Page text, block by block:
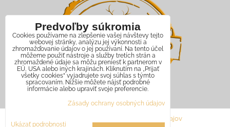
Zásady ochrany osobných údajov
Predvoľby súkromia
Cookies používame na zlepšenie vašej návštevy tejto
webovej stránky, analýzu jej výkonnosti a
zhromažďovanie údajov o jej používaní. Na tento účel
môžeme použiť nástroje a služby tretích strán a
zhromaždené údaje sa môžu preniesť k partnerom v
EÚ, USA alebo iných krajinách. Kliknutím na „Prijať
všetky cookies“ vyjadrujete svoj súhlas s týmto
spracovaním. Nižšie môžete nájsť podrobné
informácie alebo upraviť svoje preferencie.
Zásady ochrany osobných údajov
Ukázať podrobnosti